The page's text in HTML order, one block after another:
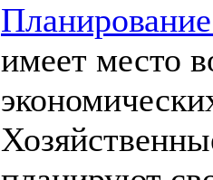
имеет место